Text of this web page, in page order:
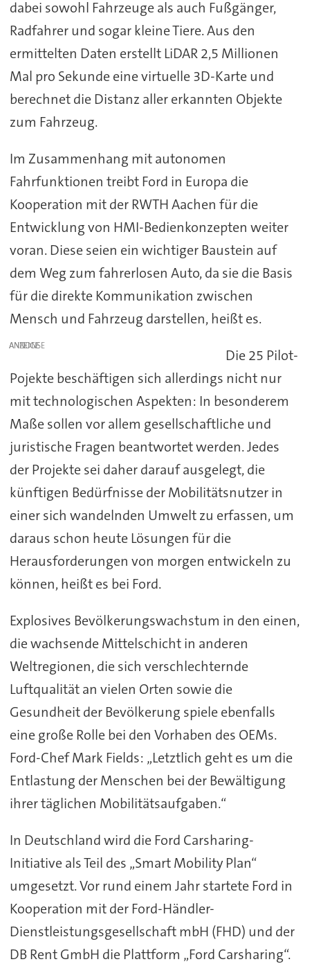
dabei sowohl Fahrzeuge als auch Fußgänger,
Radfahrer und sogar kleine Tiere. Aus den
ermittelten Daten erstellt LiDAR 2,5 Millionen
Mal pro Sekunde eine virtuelle 3D-Karte und
berechnet die Distanz aller erkannten Objekte
zum Fahrzeug.
Im Zusammenhang mit autonomen
Fahrfunktionen treibt Ford in Europa die
Kooperation mit der RWTH Aachen für die
Entwicklung von HMI-Bedienkonzepten weiter
voran. Diese seien ein wichtiger Baustein auf
dem Weg zum fahrerlosen Auto, da sie die Basis
für die direkte Kommunikation zwischen
Mensch und Fahrzeug darstellen, heißt es.
ANZEIGE
Die 25 Pilot-
Pojekte beschäftigen sich allerdings nicht nur
mit technologischen Aspekten: In besonderem
Maße sollen vor allem gesellschaftliche und
juristische Fragen beantwortet werden. Jedes
der Projekte sei daher darauf ausgelegt, die
künftigen Bedürfnisse der Mobilitätsnutzer in
einer sich wandelnden Umwelt zu erfassen, um
daraus schon heute Lösungen für die
Herausforderungen von morgen entwickeln zu
können, heißt es bei Ford.
Explosives Bevölkerungswachstum in den einen,
die wachsende Mittelschicht in anderen
Weltregionen, die sich verschlechternde
Luftqualität an vielen Orten sowie die
Gesundheit der Bevölkerung spiele ebenfalls
eine große Rolle bei den Vorhaben des OEMs.
Ford-Chef Mark Fields: „Letztlich geht es um die
Entlastung der Menschen bei der Bewältigung
ihrer täglichen Mobilitätsaufgaben.“
In Deutschland wird die Ford Carsharing-
Initiative als Teil des „Smart Mobility Plan“
umgesetzt. Vor rund einem Jahr startete Ford in
Kooperation mit der Ford-Händler-
Dienstleistungsgesellschaft mbH (FHD) und der
DB Rent GmbH die Plattform „Ford Carsharing“.